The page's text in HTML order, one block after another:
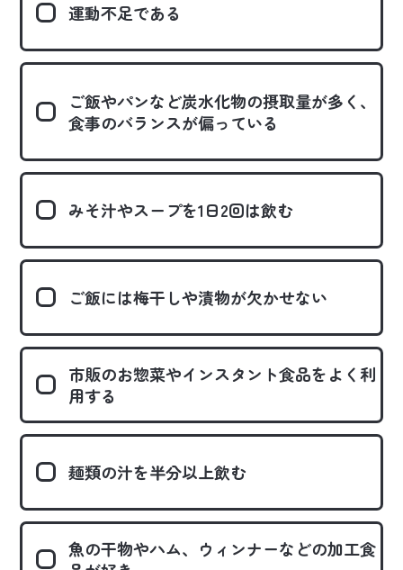
運動不足である
ご飯やパンなど炭水化物の摂取量が多く、
食事のバランスが偏っている
みそ汁やスープを1日2回は飲む
ご飯には梅干しや漬物が欠かせない
市販のお惣菜やインスタント食品をよく利
用する
麺類の汁を半分以上飲む
魚の干物やハム、ウィンナーなどの加工食